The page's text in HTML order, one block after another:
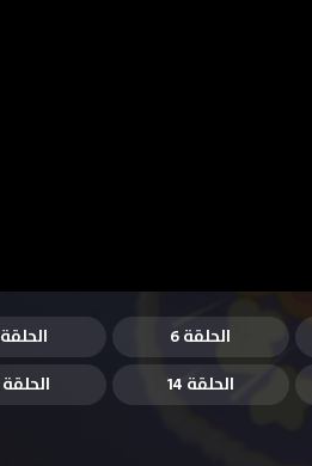
الحلقة 6 الحلقة 7
الحلقة 14 الحلقة 15